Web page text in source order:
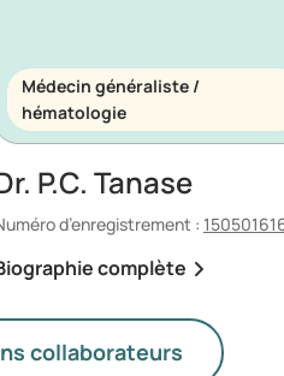
Médecin généraliste /
hématologie
P.C. Tanase
d’enregistrement :
complète
collaborateurs